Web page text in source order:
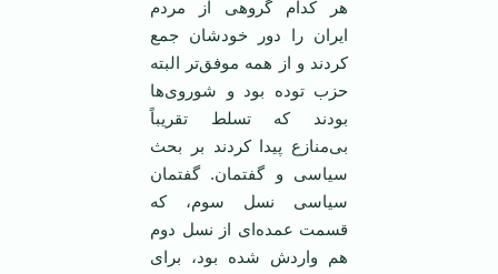
هر کدام گروهی از مردم
ایران را دور خودشان جمع
کردند و از همه موفق‌تر البته
حزب توده بود و شوروی‌ها
بودند که تسلط تقریباً
بی‌منازع پیدا کردند بر بحث
سیاسی و گفتمان. گفتمان
سیاسی نسل سوم، که
قسمت عمده‌ای از نسل دوم
هم واردش شده بود، برای